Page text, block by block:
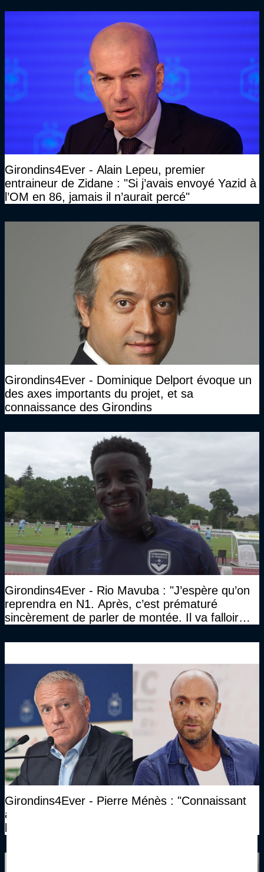
Girondins4Ever - Alain Lepeu, premier
entraineur de Zidane : "Si j’avais envoyé Yazid à
l’OM en 86, jamais il n’aurait percé"
Girondins4Ever - Dominique Delport évoque un
des axes importants du projet, et sa
connaissance des Girondins
Girondins4Ever - Rio Mavuba : "J’espère qu’on
reprendra en N1. Après, c’est prématuré
sincèrement de parler de montée. Il va falloir
Girondins4Ever - Pierre Ménès : "Connaissant
assez bien Duga, je pense qu’il n’a même pas